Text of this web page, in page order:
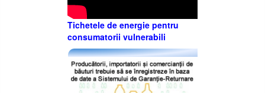
Tichetele de energie pentru
consumatorii vulnerabili